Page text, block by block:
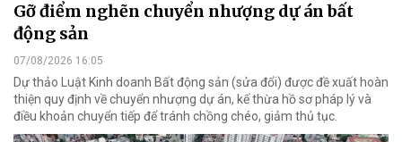
Gỡ điểm nghẽn chuyển nhượng dự án bất
động sản
07/08/2026 16:05
Dự thảo Luật Kinh doanh Bất động sản (sửa đổi) được đề xuất hoàn
thiện quy định về chuyển nhượng dự án, kế thừa hồ sơ pháp lý và
điều khoản chuyển tiếp để tránh chồng chéo, giảm thủ tục.